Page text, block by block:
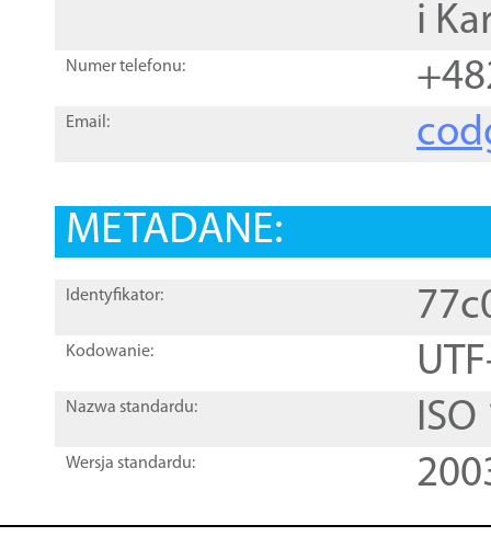
i
Numer telefonu:
Email:
METADANE:
Identyfikator:
Kodowanie:
Nazwa standardu:
Wersja standardu: